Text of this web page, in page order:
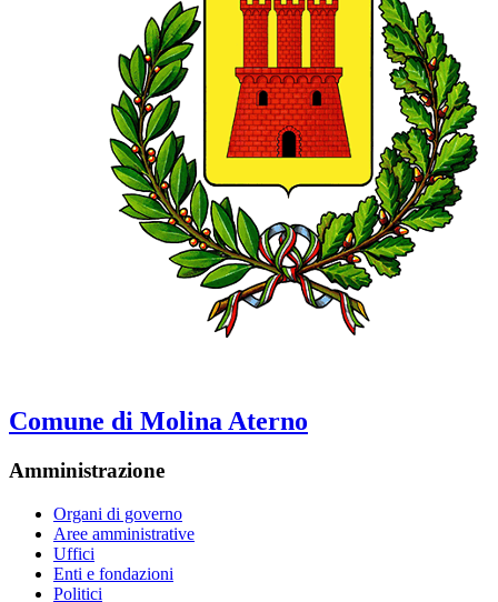
Comune di Molina Aterno
Amministrazione
Organi di governo
Aree amministrative
Uffici
Enti e fondazioni
Politici